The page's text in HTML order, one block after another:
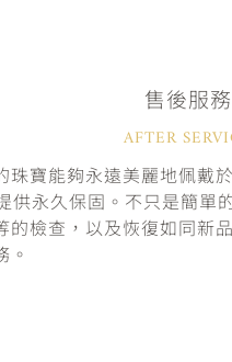
售後服務
AFTER
珠寶能夠永遠美麗地佩戴
供永久保固。不只是簡單
的檢查，以及恢復如同新